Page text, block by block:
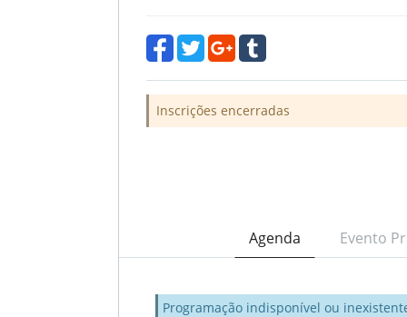
Inscrições encerradas
Agenda Evento
Programação indisponível ou